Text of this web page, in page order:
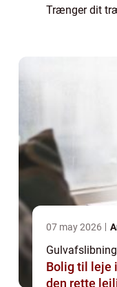
Trænger dit
07 may 2026
Gulvafslibning
Bolig til leje
den rette